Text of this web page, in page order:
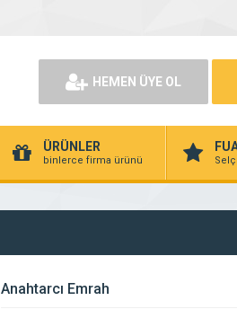
HEMEN ÜYE OL
ÜRÜNLER
binlerce firma ürünü
Anahtarcı Emrah